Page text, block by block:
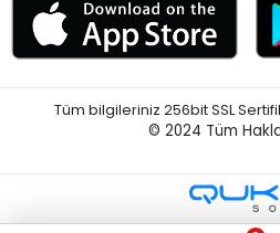
Tüm bilgileriniz 256bit SSL
© 2024 Tüm